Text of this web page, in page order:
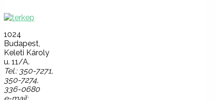
1024
Budapest,
Keleti Károly
u. 11/A.
Tel.: 350-7271,
350-7274,
336-0680